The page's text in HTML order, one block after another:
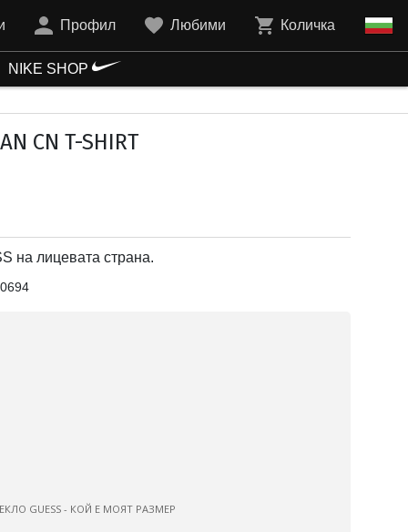
Профил Любими Количка
NIKE SHOP
CN T-SHIRT
на лицевата страна.
GUESS - КОЙ Е МОЯТ РАЗМЕР